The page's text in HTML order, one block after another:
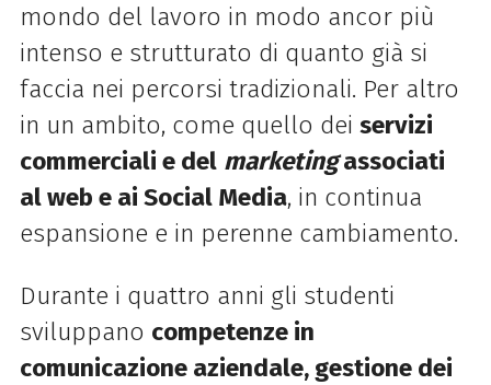
mondo del lavoro in modo ancor più
intenso e strutturato di quanto già si
faccia nei percorsi tradizionali. Per altro
in un ambito, come quello dei servizi
commerciali e del marketingassociati
al web e ai Social Media, in continua
espansione e in perenne cambiamento.
Durante i quattro anni gli studenti
sviluppano competenze in
comunicazione aziendale, gestione dei